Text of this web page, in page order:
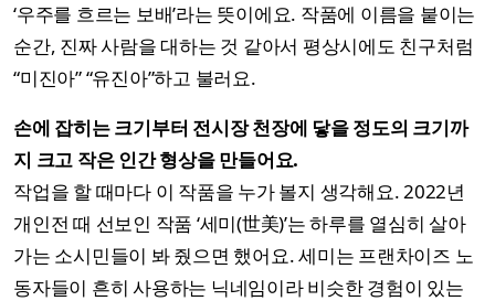
‘우주를 흐르는 보배’라는 뜻이에요. 작품에 이름을 붙이는
순간, 진짜 사람을 대하는 것 같아서 평상시에도 친구처럼
“미진아” “유진아”하고 불러요.
손에 잡히는 크기부터 전시장 천장에 닿을 정도의 크기까
지 크고 작은 인간 형상을 만들어요.
작업을 할 때마다 이 작품을 누가 볼지 생각해요. 2022년
개인전 때 선보인 작품 ‘세미(世美)’는 하루를 열심히 살아
가는 소시민들이 봐 줬으면 했어요. 세미는 프랜차이즈 노
동자들이 흔히 사용하는 닉네임이라 비슷한 경험이 있는